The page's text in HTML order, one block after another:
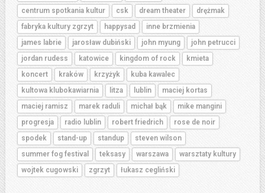
centrum spotkania kultur
csk dream theater
drężmak
fabryka kultury zgrzyt
happysad
inne brzmienia
james labrie
jarosław dubiński john myung
john petrucci
jordan rudess
katowice kingdom of rock
kmieta
koncert
kraków krzyżyk
kuba kawalec
kultowa klubokawiarnia
litza lublin
maciej kortas
maciej ramisz
marek raduli michał bąk
mike mangini
progresja
radio lublin robert friedrich
rose de noir
spodek
stand-up standup
steven wilson
summer fog festival
teksasy warszawa
warsztaty kultury
wojtek cugowski
zgrzyt łukasz cegliński